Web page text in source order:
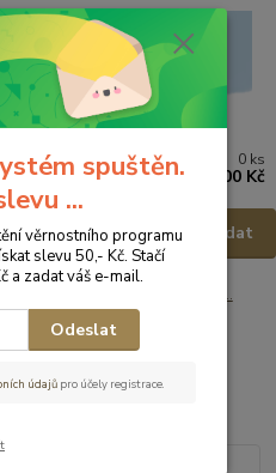
Hledat
0 ks
0,00 Kč
Kojenecké lahve, lahve, hrnečky ...
280ml - 9m+
silikonovým
- 9m+
spuštěn.
...
věrnostního programu
slevu 50,- Kč. Stačí
a zadat váš e-mail.
Odeslat
údajů pro účely registrace.